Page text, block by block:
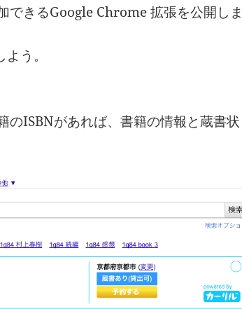
できるGoogle Chrome 拡張を公開しま
う。
のISBNがあれば、書籍の情報と蔵書状